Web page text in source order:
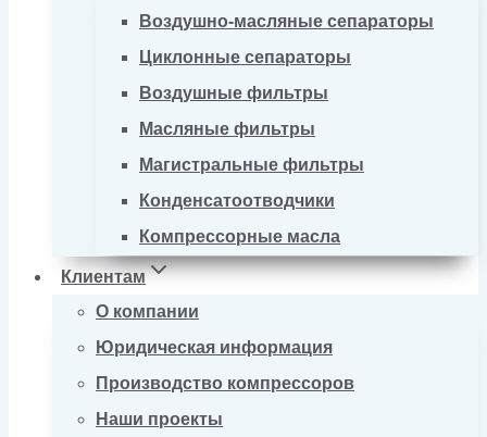
Воздушно-масляные сепараторы
Циклонные сепараторы
Воздушные фильтры
Масляные фильтры
Магистральные фильтры
Конденсатоотводчики
Компрессорные масла
Клиентам
О компании
Юридическая информация
Производство компрессоров
Наши проекты